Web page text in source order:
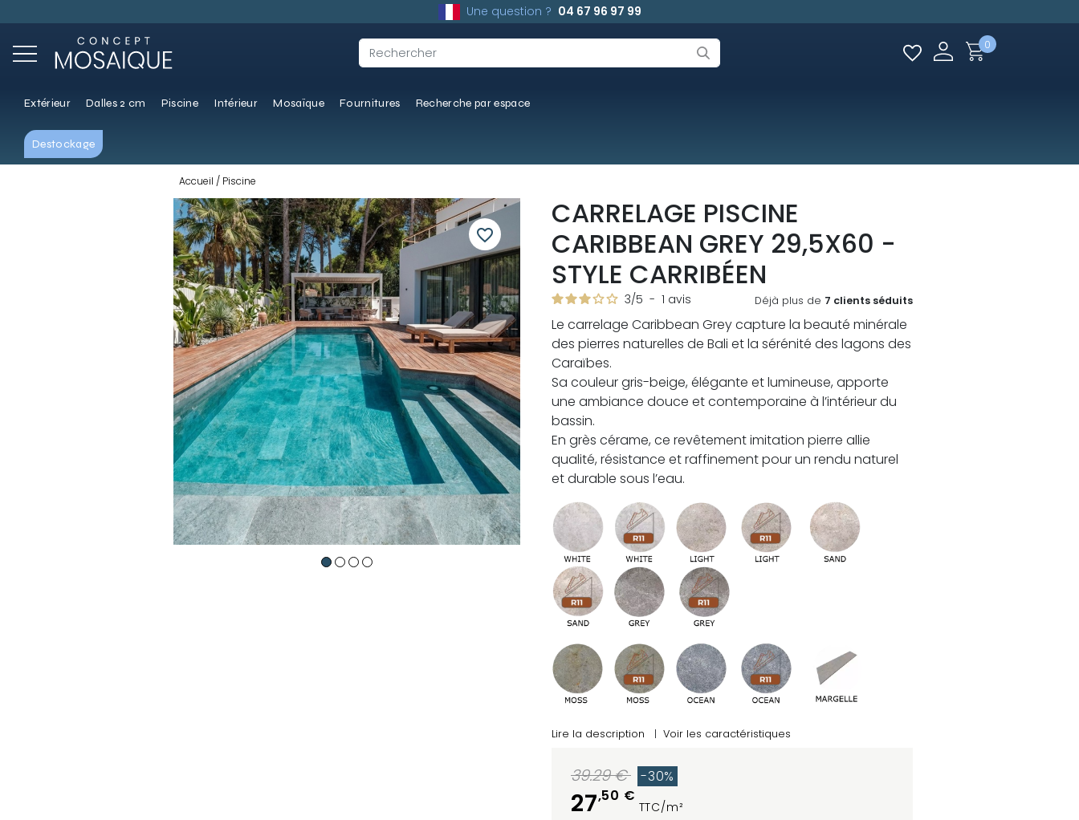
Une question ? 04 67 96 97 99
Extérieur Dalles 2 cm Piscine Intérieur Mosaïque Fournitures Recherche par espace
Destockage
0
Accueil Piscine
favorite_border
CARRELAGE PISCINE
CARIBBEAN GREY 29,5X60 -
STYLE CARRIBÉEN
3/5 - 1 avis Déjà plus de 7 clients séduits
Le carrelage Caribbean Grey capture la beauté minérale
des pierres naturelles de Bali et la sérénité des lagons des
Caraïbes.
Sa couleur gris-beige, élégante et lumineuse, apporte
une ambiance douce et contemporaine à l’intérieur du
bassin.
En grès cérame, ce revêtement imitation pierre allie
qualité, résistance et raffinement pour un rendu naturel
et durable sous l’eau.
Lire la description | Voir les caractéristiques
39.29 € -30%
27,50 €
TTC/m²